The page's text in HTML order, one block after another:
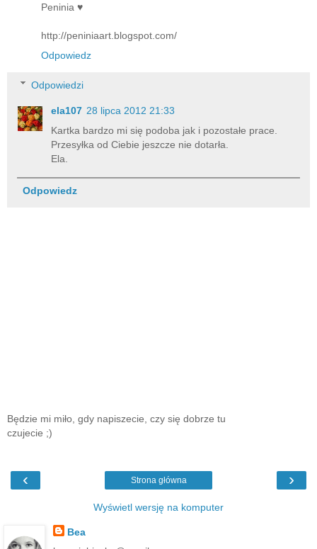
Peninia ♥
http://peniniaart.blogspot.com/
Odpowiedz
Odpowiedzi
ela107 28 lipca 2012 21:33
Kartka bardzo mi się podoba jak i pozostałe prace.
Przesyłka od Ciebie jeszcze nie dotarła.
Ela.
Odpowiedz
Będzie mi miło, gdy napiszecie, czy się dobrze tu
czujecie ;)
‹ ›
Strona główna
Wyświetl wersję na komputer
Bea